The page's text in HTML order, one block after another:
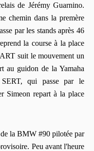
de Jérémy Guarnino.
chemin dans la premère
par les stands après 46
la course à la place
suit le mouvement un
au guidon de la Yamaha
qui passe par le
Simeon repart à la place
la BMW #90 pilotée par
Peu avant l'heure